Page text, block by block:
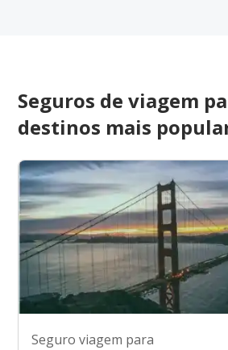
Seguros de viagem
destinos mais
Seguro viagem para